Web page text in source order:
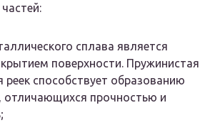
сплава является
поверхности. Пружинистая
реек способствует образованию
отличающихся прочностью и